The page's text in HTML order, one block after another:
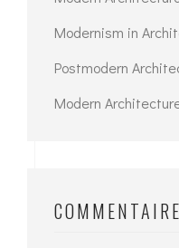
Modernism in
Postmodern
Modern